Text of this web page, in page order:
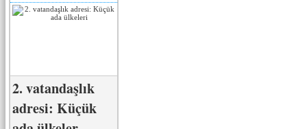
2. vatandaşlık
adresi: Küçük